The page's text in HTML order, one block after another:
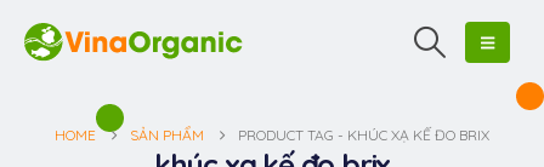
HOME SẢN PHẨM PRODUCT TAG - KHÚC XẠ KẾ ĐO BRIX